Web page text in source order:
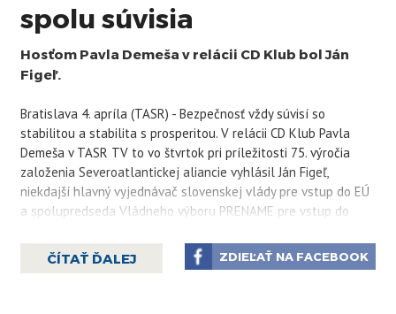
spolu súvisia
Hosťom Pavla Demeša v relácii CD Klub bol Ján
Figeľ.
Bratislava 4. apríla (TASR) - Bezpečnosť vždy súvisí so
stabilitou a stabilita s prosperitou. V relácii CD Klub Pavla
Demeša v TASR TV to vo štvrtok pri príležitosti 75. výročia
založenia Severoatlantickej aliancie vyhlásil Ján Figeľ,
niekdajší hlavný vyjednávač slovenskej vlády pre vstup do EÚ
a spolupredseda Vládneho výboru PRENAME pre vstup do
"Radi diskutujeme o prosperite, o zdravotníctve, o financiách a
ČÍTAŤ ĎALEJ ZDIEĽAŤ NA FACEBOOK